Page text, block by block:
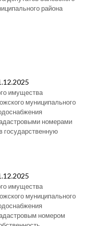
района
имущества
муниципального
номерами
имущества
муниципального
номером